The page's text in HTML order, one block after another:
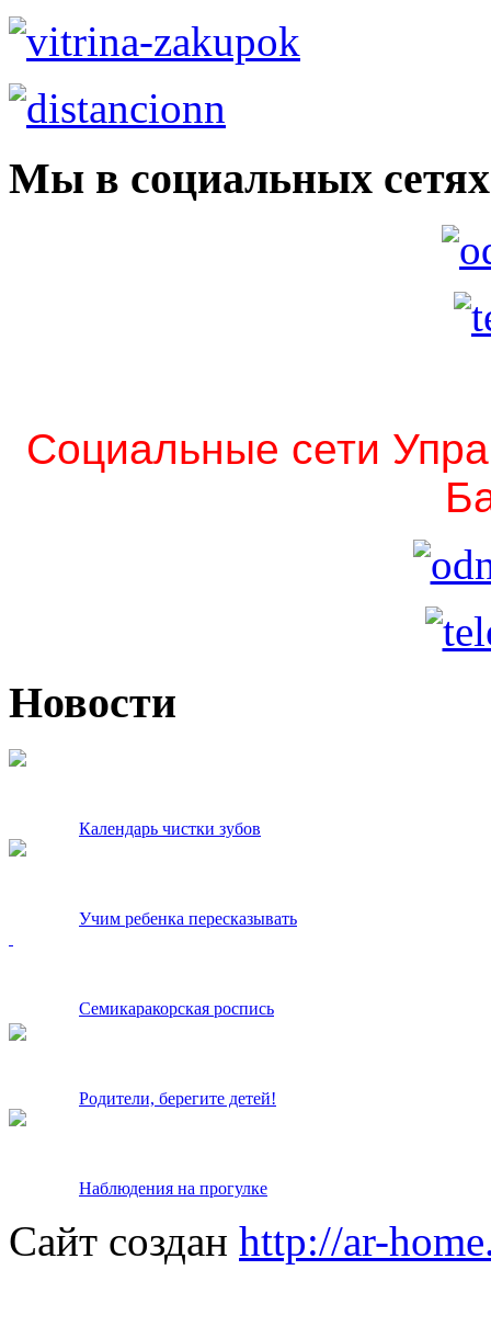
Мы в социальных сетях
Социальные сети
Новости
Календарь чистки зубов
Учим ребенка пересказывать
Семикаракорская роспись
Родители, берегите детей!
Наблюдения на прогулке
Сайт создан http://ar-